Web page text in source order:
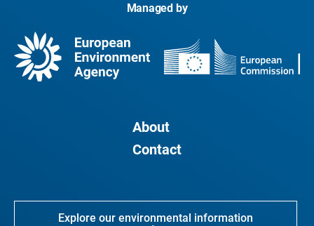
Managed by
About
Contact
Explore our environmental information